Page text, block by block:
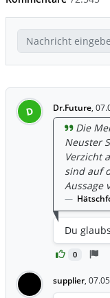
D Dr.Future,
0
Die
Neuster
Verzicht
sind auf
Aussage
Du
supplier,